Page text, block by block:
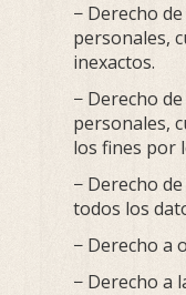
− Derecho
personales,
inexactos.
− Derecho
personales,
los fines por
− Derecho
todos los
− Derecho a
− Derecho a